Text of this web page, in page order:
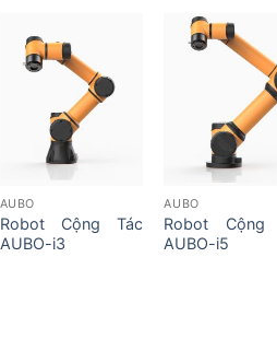
AUBO
Robot Cộng Tác
AUBO-i3
AUBO
Robot Cộng
AUBO-i5